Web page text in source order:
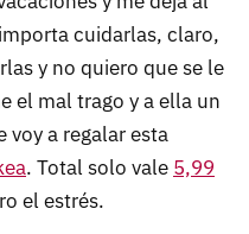
cuidarlas, claro,
y no quiero que se le
el mal trago y a ella un
voy a regalar esta
. Total solo vale 5,99
el estrés.